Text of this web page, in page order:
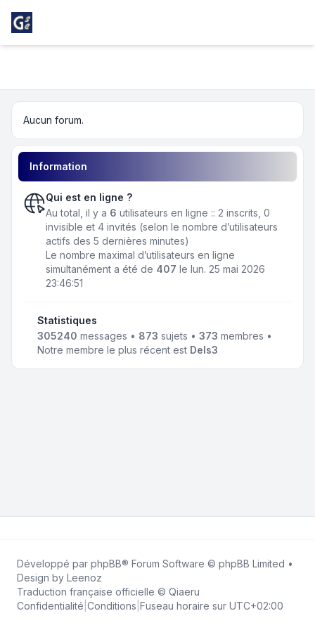
Girondins Social Club
Aucun forum.
Information
Qui est en ligne ?
Au total, il y a 6 utilisateurs en ligne :: 2 inscrits, 0
invisible et 4 invités (selon le nombre d’utilisateurs
actifs des 5 dernières minutes)
Le nombre maximal d’utilisateurs en ligne
simultanément a été de 407 le lun. 25 mai 2026
23:46:51
Statistiques
305240 messages • 873 sujets • 373 membres •
Notre membre le plus récent est Dels3
Développé par phpBB® Forum Software © phpBB Limited •
Design by Leenoz
Traduction française officielle © Qiaeru
Confidentialité Conditions Fuseau horaire sur UTC+02:00